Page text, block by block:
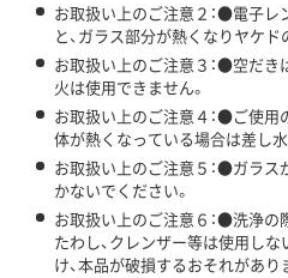
お取扱い上のご注意２：●電子レ
と、ガラス部分が熱くなりヤケド
お取扱い上のご注意３：●空だき
火は使用できません。
お取扱い上のご注意４：●ご使用
体が熱くなっている場合は差し
お取扱い上のご注意５：●ガラ
かないでください。
お取扱い上のご注意６：●洗浄の
たわし、クレンザー等は使用し
け、本品が破損するおそれがあり